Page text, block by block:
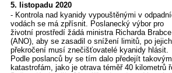
5. listopadu 2020
- Kontrola nad kyanidy vypouštěnými v
vodách se má zpřísnit. Poslanecký výbor pro
životní prostředí žádá ministra Richarda Brabce
(ANO), aby se zasadil o snížení limitů, po
překročení musí znečišťovatelé kyanidy hlásit.
Podle poslanců by se tím dalo předejít takovým
katastrofám, jako je otrava téměř 40 kilometrů